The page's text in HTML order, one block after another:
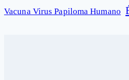
Vacuna Virus Papiloma Humano